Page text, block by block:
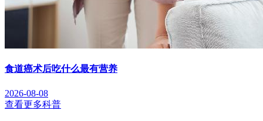
食道癌术后吃什么最有营养
2026-08-08
查看更多科普